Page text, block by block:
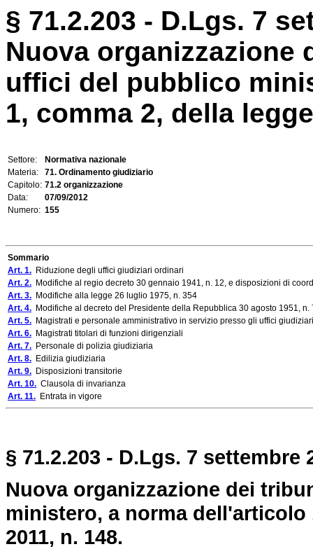
§ 71.2.203 - D.Lgs. 7
Nuova
uffici del pubblico
1, comma 2, della
Settore:
Normativa nazionale
Materia:
71. Ordinamento giudiziario
Capitolo: 71.2 organizzazione
Data:
07/09/2012
Numero: 155
Sommario
Art. 1. Riduzione degli uffici giudiziari ordinari
Art. 2. Modifiche al regio decreto 30 gennaio 1941, n. 12, e disposizioni di
Art. 3. Modifiche alla legge 26 luglio 1975, n. 354
Art. 4. Modifiche al decreto del Presidente della Repubblica 30 agosto 1951,
Art. 5. Magistrati e personale amministrativo in servizio presso gli uffici
Art. 6. Magistrati titolari di funzioni dirigenziali
Art. 7. Personale di polizia giudiziaria
Art. 8. Edilizia giudiziaria
Art. 9. Disposizioni transitorie
Art. 10. Clausola di invarianza
Art. 11. Entrata in vigore
§ 71.2.203 - D.Lgs. 7 settembre
Nuova organizzazione dei
ministero, a norma dell'articolo
2011, n. 148.